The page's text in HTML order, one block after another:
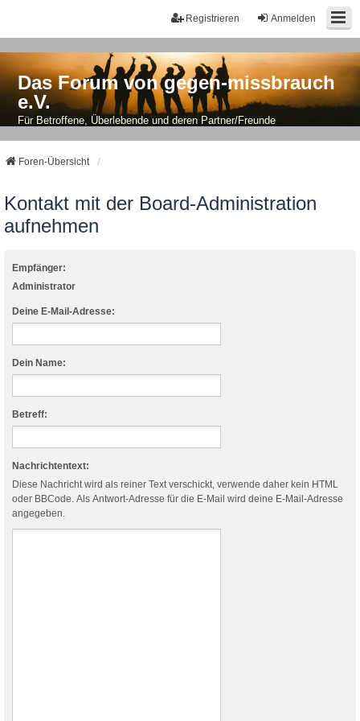
Anmelden
Registrieren
Das Forum von gegen-missbrauch
e.V.
Für Betroffene, Überlebende und deren Partner/Freunde
Foren-Übersicht
Kontakt mit der Board-Administration
aufnehmen
Empfänger:
Administrator
Deine E-Mail-Adresse:
Dein Name:
Betreff:
Nachrichtentext:
Diese Nachricht wird als reiner Text verschickt, verwende daher kein HTML
oder BBCode. Als Antwort-Adresse für die E-Mail wird deine E-Mail-Adresse
angegeben.